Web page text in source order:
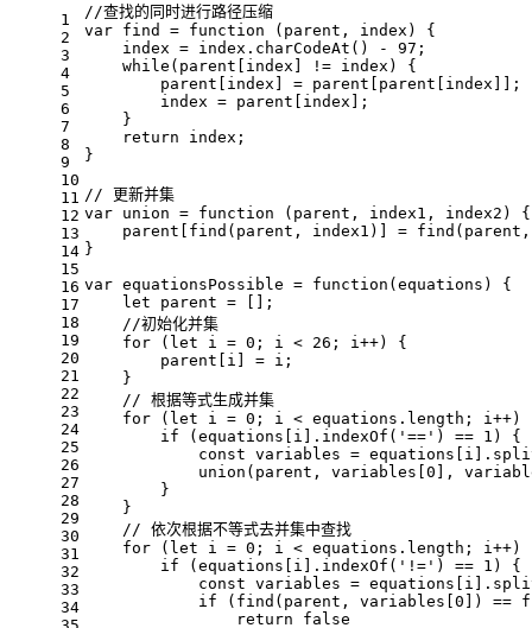
1
2
3
4
5
6
7
8
9
10
11
12
13
14
15
16
17
18
19
20
21
22
23
24
25
26
27
28
29
30
31
32
33
34
//查找的同时进行路径压缩
var find = function ( parent, index ) {
    index = index.
charCodeAt () - 97 ;
while (parent[index] != index) {
        parent[index] = parent[parent[index]];
        index = parent[index];
    }
return index;
}
// 更新并集
var union = function ( parent, index1, index2 ) {
    parent[
find (parent, index1)] = find
}
var equationsPossible = function ( equations ) {
let parent = [];
//初始化并集
for ( let i = 0 ; i < 26 ; i++) {
        parent[i] = i;
    }
// 根据等式生成并集
for ( let i = 0 ; i < equations. length ; i++)
if (equations[i]. indexOf ( '==' ) == 1 ) {
const variables = equations[i].
union (parent, variables[ 0 ],
        }
    }
// 依次根据不等式去并集中查找
for ( let i = 0 ; i < equations. length ; i++)
if (equations[i]. indexOf ( '!=' ) == 1 ) {
const variables = equations[i].
if ( find (parent, variables[ 0 ]) ==
return
false